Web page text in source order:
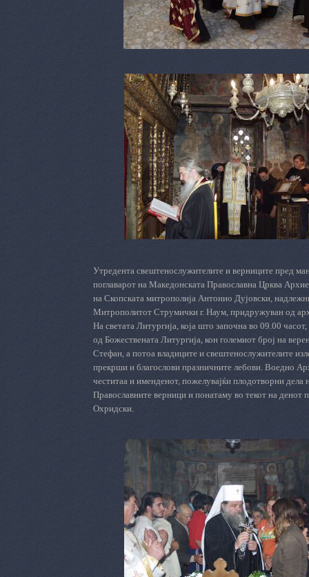
Утредента свештенослужителите и верниците пред
поглаварот на Македонската Православна Црква
на Скопската митрополија Антонио Дујовски,
Митрополитот Струмички г. Наум, придружуван од
На светата Литургија, која што започна во 09.00
од Божествената Литургија, кон големиот број на
Стефан, а потоа владиците и свештенослужителите
прекрши и благослови празничните лебови. Воедно
честитаа и именденот, пожелувајќи плодотворни дела
Православните верници и понатаму во текот на денот
Охридски.